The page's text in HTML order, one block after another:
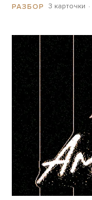
РАЗБОР 3 карточки